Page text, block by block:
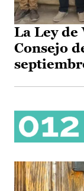
La Ley
Consejo